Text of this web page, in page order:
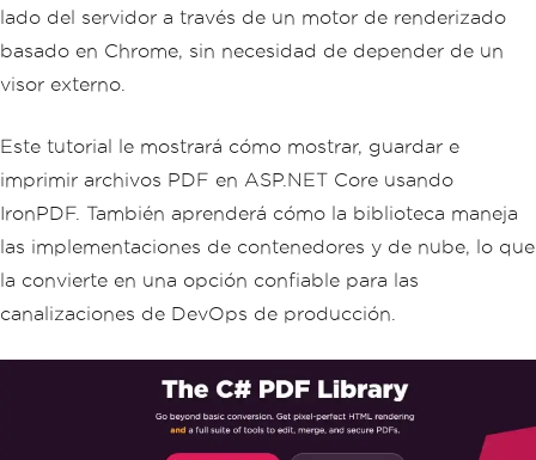
lado del servidor a través de un motor de renderizado
basado en Chrome, sin necesidad de depender de un
visor externo.
Este tutorial le mostrará cómo mostrar, guardar e
imprimir archivos PDF en ASP.NET Core usando
IronPDF. También aprenderá cómo la biblioteca maneja
las implementaciones de contenedores y de nube, lo que
la convierte en una opción confiable para las
canalizaciones de DevOps de producción.